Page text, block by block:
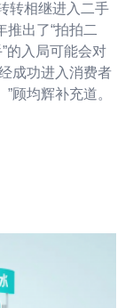
转相继进入二手
出了“拍拍二
的入局可能会对
成功进入消费者
顾均辉补充道。